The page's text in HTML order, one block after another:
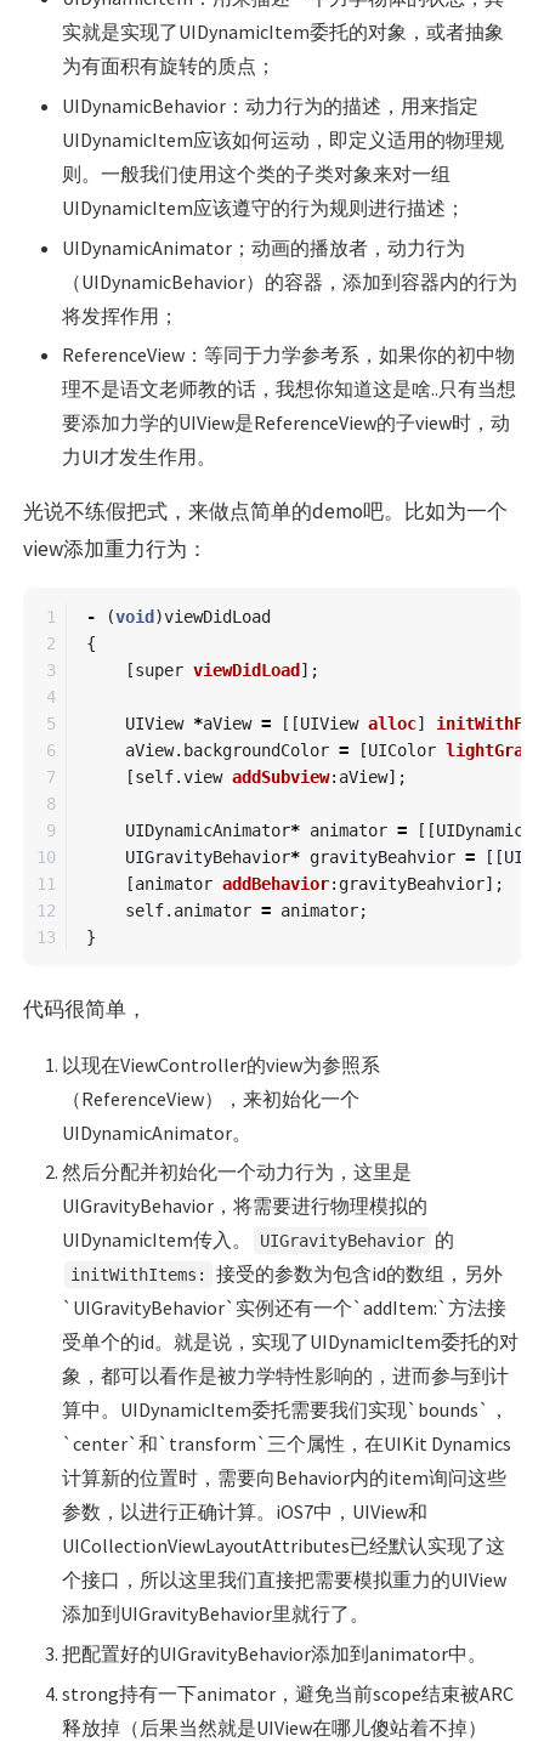
实就是实现了UIDynamicItem委托的对象，或者抽象
为有面积有旋转的质点；
UIDynamicBehavior：动力行为的描述，用来指定
UIDynamicItem应该如何运动，即定义适用的物理规
则。一般我们使用这个类的子类对象来对一组
UIDynamicItem应该遵守的行为规则进行描述；
UIDynamicAnimator；动画的播放者，动力行为
（UIDynamicBehavior）的容器，添加到容器内的行为
将发挥作用；
ReferenceView：等同于力学参考系，如果你的初中物
理不是语文老师教的话，我想你知道这是啥..只有当想
要添加力学的UIView是ReferenceView的子view时，动
力UI才发生作用。
光说不练假把式，来做点简单的demo吧。比如为一个
view添加重力行为：
1
2
3
4
5
6
7
8
9
10
11
12
- (void )viewDidLoad
{
[super viewDidLoad ];
UIView *aView = [[UIView alloc]
aView. backgroundColor = [UIColor
[self.view addSubview: aView];
UIDynamicAnimator* animator = [[
UIGravityBehavior* gravityBeahvior = [[
[animator addBehavior: gravityBeahvior];
self. animator = animator;
}
代码很简单，
以现在ViewController的view为参照系
（ReferenceView），来初始化一个
UIDynamicAnimator。
然后分配并初始化一个动力行为，这里是
UIGravityBehavior，将需要进行物理模拟的
UIDynamicItem传入。
UIGravityBehavior 的
initWithItems: 接受的参数为包含id的数组，另外
`UIGravityBehavior`实例还有一个`addItem:`方法接
受单个的id。就是说，实现了UIDynamicItem委托的对
象，都可以看作是被力学特性影响的，进而参与到计
算中。UIDynamicItem委托需要我们实现`bounds`，
`center`和`transform`三个属性，在UIKit Dynamics
计算新的位置时，需要向Behavior内的item询问这些
参数，以进行正确计算。iOS7中，UIView和
UICollectionViewLayoutAttributes已经默认实现了这
个接口，所以这里我们直接把需要模拟重力的UIView
添加到UIGravityBehavior里就行了。
把配置好的UIGravityBehavior添加到animator中。
strong持有一下animator，避免当前scope结束被ARC
释放掉（后果当然就是UIView在哪儿傻站着不掉）